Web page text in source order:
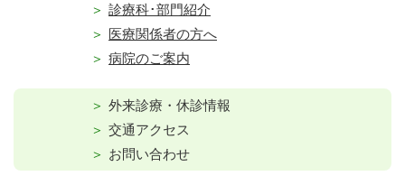
診療科･部門紹介
医療関係者の方へ
病院のご案内
外来診療・休診情報
交通アクセス
お問い合わせ